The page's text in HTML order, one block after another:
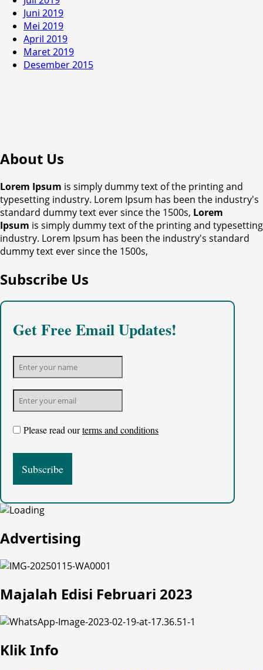
Juni 2019
Mei 2019
April 2019
Maret 2019
Desember 2015
About Us
Lorem Ipsum is simply dummy text of the printing and
typesetting industry. Lorem Ipsum has been the industry's
standard dummy text ever since the 1500s, Lorem
Ipsum is simply dummy text of the printing and typesetting
industry. Lorem Ipsum has been the industry's standard
dummy text ever since the 1500s,
Subscribe Us
Get Free Email Updates!
Please read ourterms and conditions
Advertising
Majalah Edisi Februari 2023
Klik Info